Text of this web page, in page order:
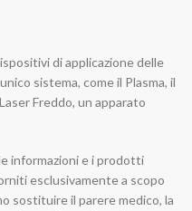
di applicazione delle
sistema, come il Plasma, il
Freddo, un apparato
informazioni e i prodotti
esclusivamente a scopo
sostituire il parere medico, la